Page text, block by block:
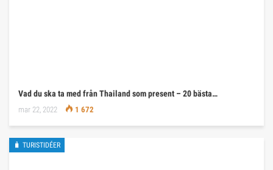
Vad du ska ta med från Thailand som present – 20 bästa…
mar 22, 2022 1 672
🧳 TURISTIDÉER